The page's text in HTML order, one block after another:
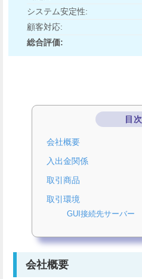
システム安定性:
顧客対応:
総合評価:
目次
会社概要
入出金関係
取引商品
取引環境
GUI接続先サーバー
会社概要